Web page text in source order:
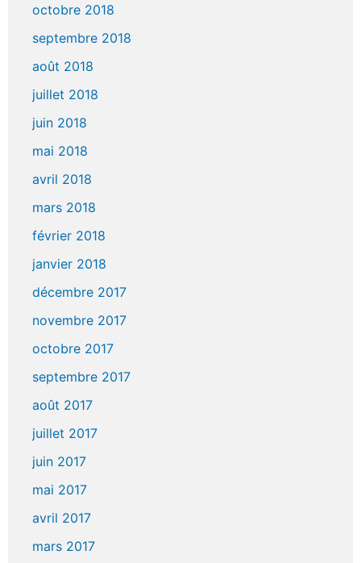
octobre 2018
septembre 2018
août 2018
juillet 2018
juin 2018
mai 2018
avril 2018
mars 2018
février 2018
janvier 2018
décembre 2017
novembre 2017
octobre 2017
septembre 2017
août 2017
juillet 2017
juin 2017
mai 2017
avril 2017
mars 2017